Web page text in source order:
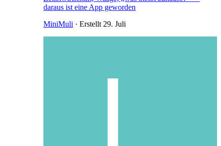
daraus ist eine App geworden
MiniMuli · Erstellt 29. Juli